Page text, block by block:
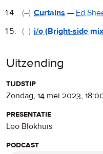
(–) Curtains — Ed
(–) i/o (Bright-side
Uitzending
tijdstip
zondag, 14 mei 2023,
presentatie
Leo Blokhuis
podcast